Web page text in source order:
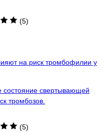
(5)
на риск тромбофилии у
свертывающей
тромбозов.
(5)